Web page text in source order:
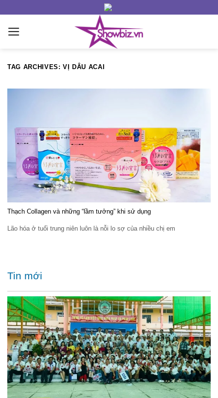
content
TAG ARCHIVES:VỊ DÂU ACAI
Thạch Collagen và những “lầm tưởng” khi sử dụng
Lão hóa ở tuổi trung niên luôn là nỗi lo sợ của nhiều chị em
Tin mới